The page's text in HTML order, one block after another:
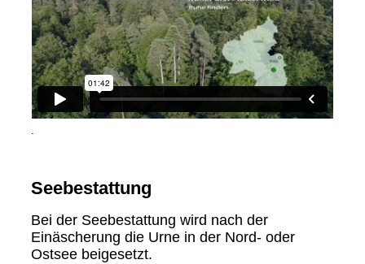
.
Seebestattung
Bei der Seebestattung wird nach der
Einäscherung die Urne in der Nord- oder
Ostsee beigesetzt.